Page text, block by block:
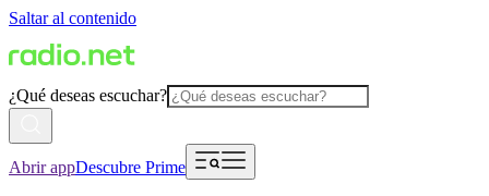
Saltar al contenido
¿Qué deseas escuchar?
Abrir appDescubre Prime